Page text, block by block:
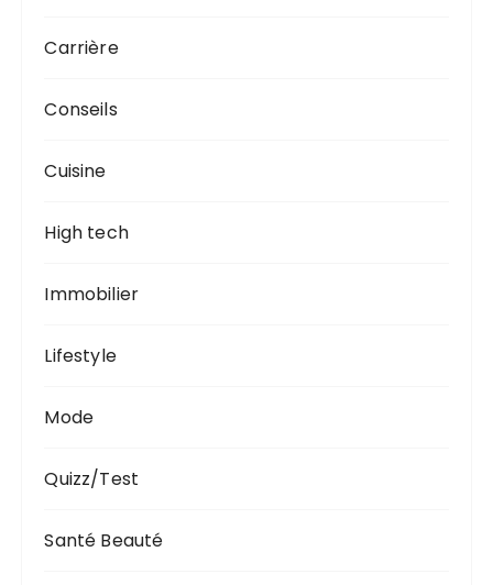
Carrière
Conseils
Cuisine
High tech
Immobilier
Lifestyle
Mode
Quizz/Test
Santé Beauté